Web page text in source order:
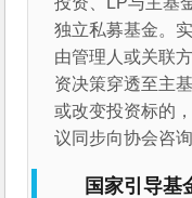
独立私募基金。
由管理人或关联
资决策穿透至主
或改变投资标的
议同步向协会咨
国家引导基